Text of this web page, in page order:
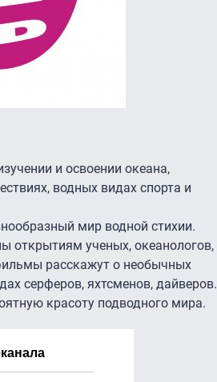
и освоении океана,
водных видах спорта и
мир водной стихии.
открытиям ученых, океанологов,
расскажут о необычных
серферов, яхтсменов, дайверов.
красоту подводного мира.